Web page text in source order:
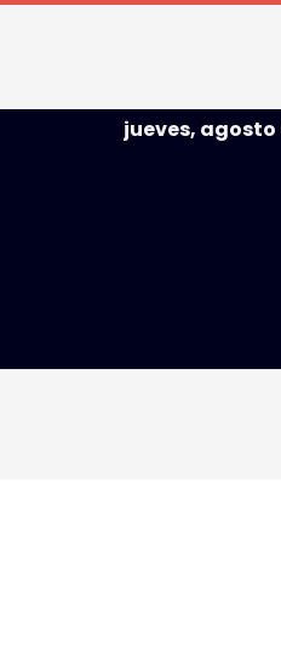
jueves, agosto